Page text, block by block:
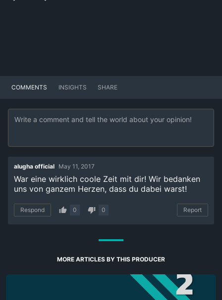
COMMENTS INSIGHTS SHARE
alugha official May 11, 2017
War eine wirklich coole Zeit mit dir! Wir bedanken
uns von ganzem Herzen, dass du dabei warst!
Respond 0 0 Report
MORE ARTICLES BY THIS PRODUCER